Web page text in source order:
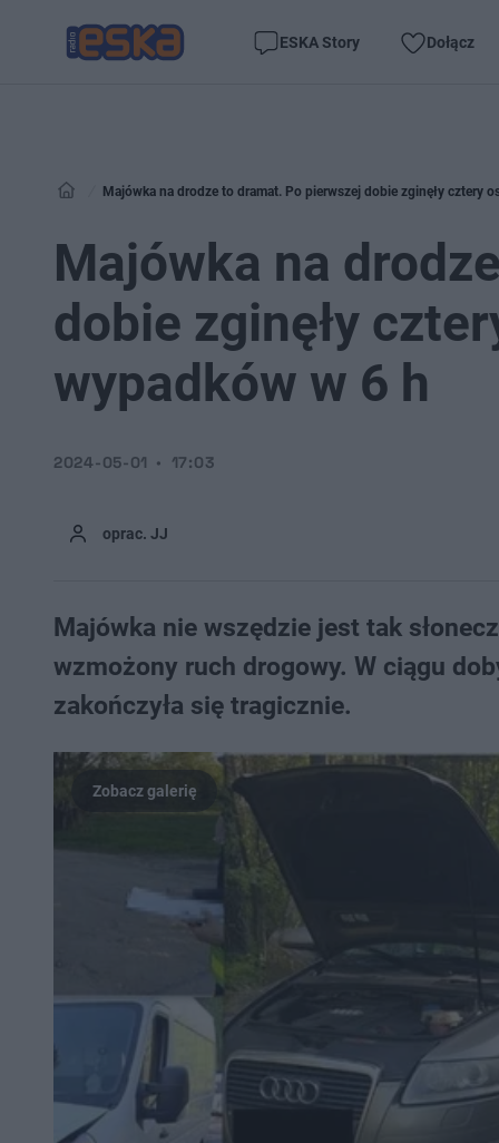
ESKA Story Dołącz
Majówka na drodze to dramat. Po pierwszej dobie zginęły cztery
Majówka na
dobie zginęły
wypadków w 6 h
oprac. JJ
2024-05-01 17:03
Majówka nie wszędzie jest tak
wzmożony ruch drogowy. W ciągu
zakończyła się tragicznie.